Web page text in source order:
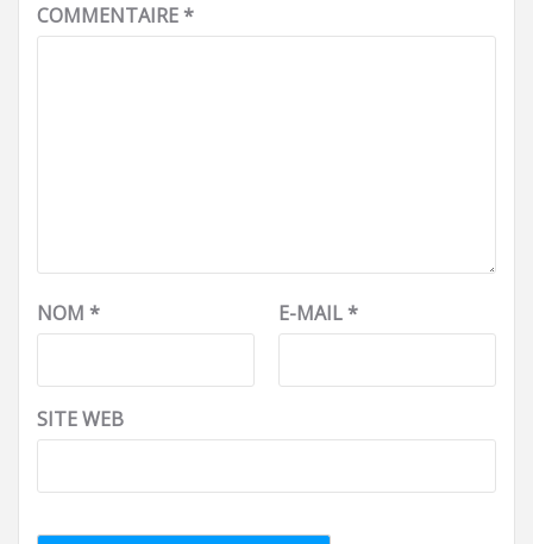
COMMENTAIRE*
NOM * E-MAIL*
SITE WEB